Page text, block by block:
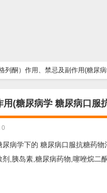
列酮）作用、禁忌及副作用(糖尿
(糖尿病学 糖尿病口服
0
病学下的 糖尿病口服抗糖药
,胰岛素,糖尿病药物,噻唑烷二